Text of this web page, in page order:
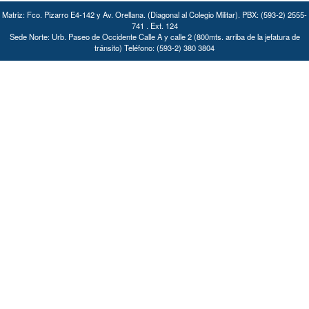
Matriz: Fco. Pizarro E4-142 y Av. Orellana. (Diagonal al Colegio Militar). PBX: (593-2) 2555-
741 . Ext. 124
Sede Norte: Urb. Paseo de Occidente Calle A y calle 2 (800mts. arriba de la jefatura de
tránsito) Teléfono: (593-2) 380 3804